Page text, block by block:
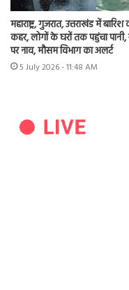
महाराष्ट्र, गुजरात, उत्तराखंड में बारिश
कहर, लोगों के घरों तक पहुंचा
पर नाव, मौसम विभाग का अलर्ट
5 July 2026 - 11:48 AM